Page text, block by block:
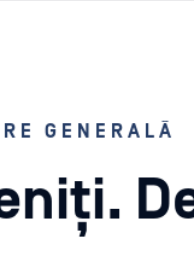
GENERALĂ